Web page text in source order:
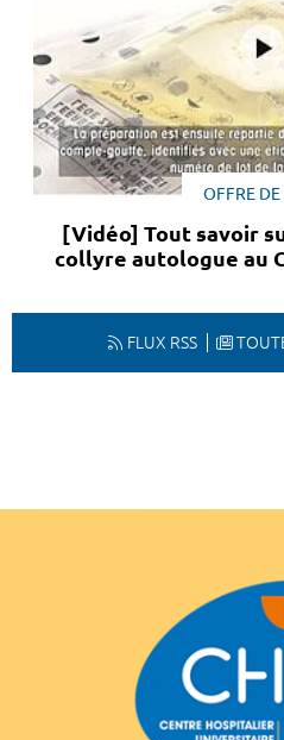
OFFRE DE
[Vidéo] Tout savoir
collyre autologue au
FLUX RSS